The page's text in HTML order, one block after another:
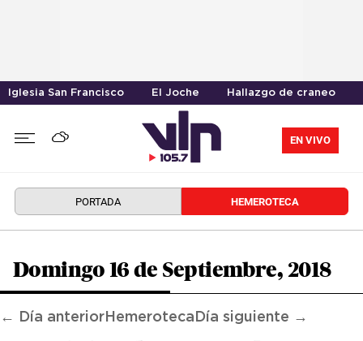
Iglesia San Francisco El Joche Hallazgo de craneo
EN VIVO
PORTADA HEMEROTECA
Domingo 16 de Septiembre, 2018
← Día anterior Hemeroteca Día siguiente →